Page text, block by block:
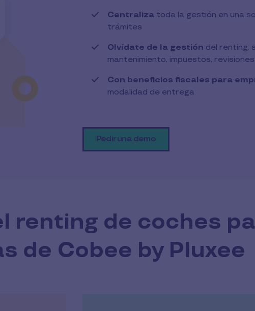
Centraliza toda la gestión en una
trámites
Olvídate de la gestión del renting:
mantenimiento, impuestos,
Con beneficios fiscales para
modalidad de entrega
Pedir una demo
renting de coches
de Cobee by Pluxee